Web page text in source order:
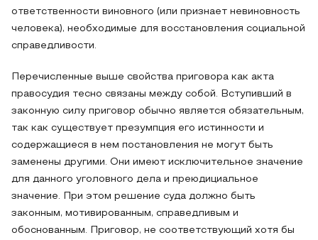
ответственности виновного (или признает невиновность
человека), необходимые для восстановления социальной
справедливости.
Перечисленные выше свойства приговора как акта
правосудия тесно связаны между собой. Вступивший в
законную силу приговор обычно является обязательным,
так как существует презумпция его истинности и
содержащиеся в нем постановления не могут быть
заменены другими. Они имеют исключительное значение
для данного уголовного дела и преюдициальное
значение. При этом решение суда должно быть
законным, мотивированным, справедливым и
обоснованным. Приговор, не соответствующий хотя бы